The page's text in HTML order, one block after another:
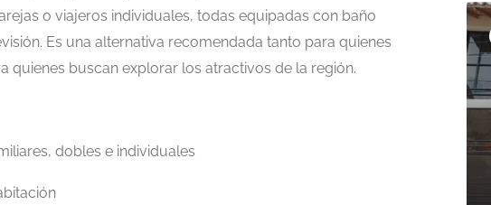
o viajeros individuales, todas equipadas con baño
Es una alternativa recomendada tanto para quienes
quienes buscan explorar los atractivos de la región.
dobles e individuales
Ahora cerrado
en
Presentado Ahora cerrado